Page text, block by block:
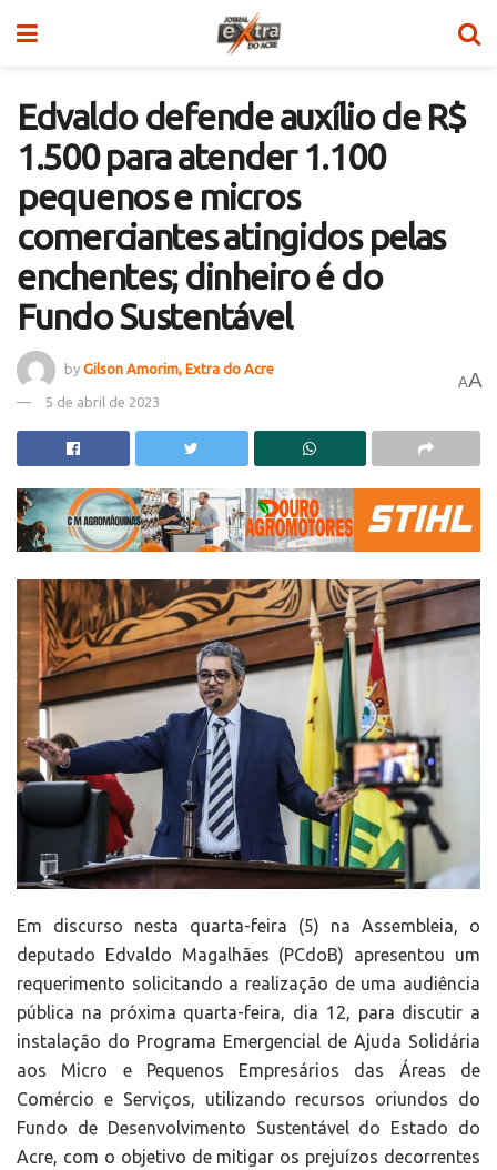
Edvaldo defende auxílio de R$
1.500 para atender 1.100
pequenos e micros
comerciantes atingidos pelas
enchentes; dinheiro é do
Fundo Sustentável
by Gilson Amorim, Extra do Acre
5 de abril de 2023
AA
Em discurso nesta quarta-feira (5) na Assembleia, o
deputado Edvaldo Magalhães (PCdoB) apresentou um
requerimento solicitando a realização de uma audiência
pública na próxima quarta-feira, dia 12, para discutir a
instalação do Programa Emergencial de Ajuda Solidária
aos Micro e Pequenos Empresários das Áreas de
Comércio e Serviços, utilizando recursos oriundos do
Fundo de Desenvolvimento Sustentável do Estado do
Acre, com o objetivo de mitigar os prejuízos decorrentes